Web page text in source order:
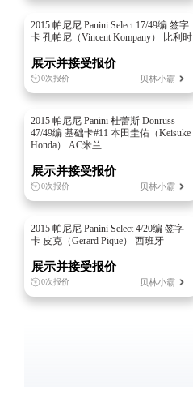
2015 帕尼尼 Panini Select 17/49编 签字
卡 孔帕尼（Vincent Kompany） 比利时
展示并接受报价
0次报价 贝林小霸
2015 帕尼尼 Panini 杜蕾斯 Donruss
47/49编 基础卡#11 本田圭佑（Keisuke
Honda） AC米兰
展示并接受报价
0次报价 贝林小霸
📷
加载中...
2015 帕尼尼 Panini Select 4/20编 签字
卡 皮克（Gerard Pique） 西班牙
展示并接受报价
0次报价 贝林小霸